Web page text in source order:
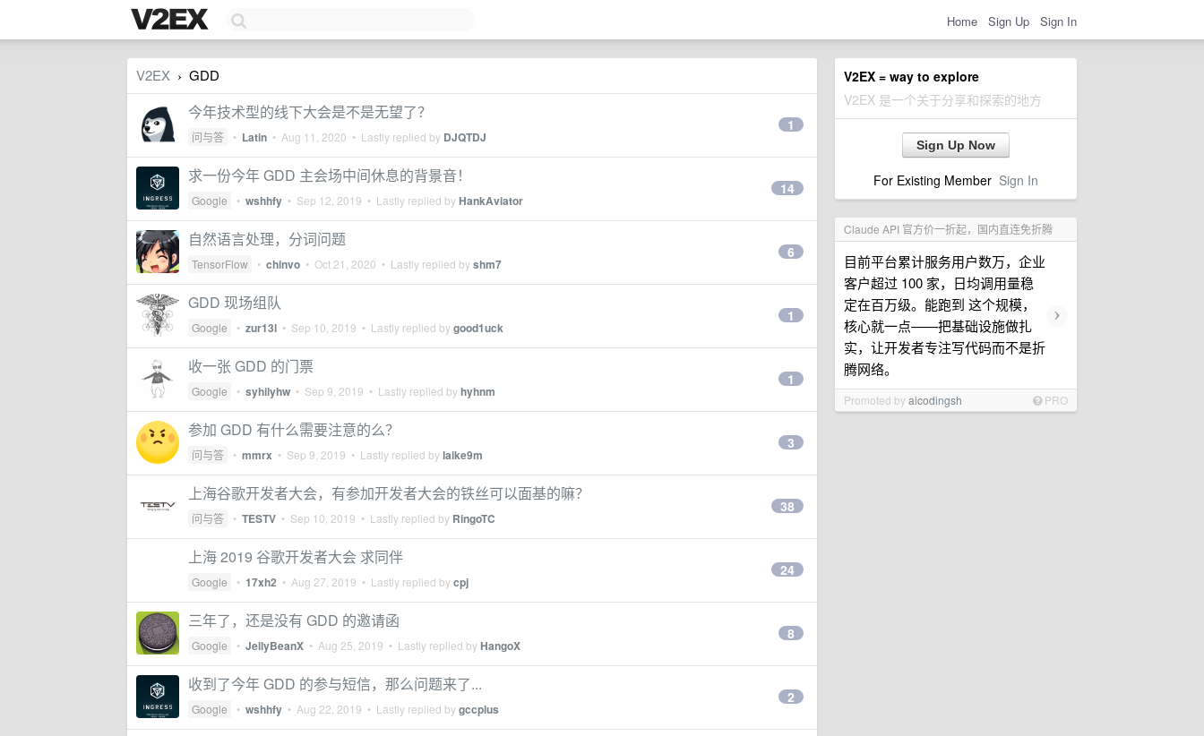
Home Sign Up Sign In
V2EX = way to explore
V2EX 是一个关于分享和探索的地方
Sign Up Now
For Existing Member Sign In
Claude API 官方价一折起，国内直连免折腾
目前平台累计服务用户数万，企业
客户超过 100 家，日均调用量稳
定在百万级。能跑到 这个规模，
核心就一点——把基础设施做扎
实，让开发者专注写代码而不是折
腾网络。
›
Promoted byaicodingsh PRO
V2EX › GDD
今年技术型的线下大会是不是无望了？
问与答 • Latin • Aug 11, 2020 • Lastly replied by DJQTDJ
1
求一份今年 GDD 主会场中间休息的背景音！
Google • wshhfy • Sep 12, 2019 • Lastly replied byHankAviator
14
自然语言处理，分词问题
TensorFlow • chinvo • Oct 21, 2020 • Lastly replied byshm7
6
GDD 现场组队
Google • zur13l • Sep 10, 2019 • Lastly replied bygood1uck
1
收一张 GDD 的门票
Google • syhilyhw • Sep 9, 2019 • Lastly replied byhyhnm
1
参加 GDD 有什么需要注意的么？
问与答 • mmrx • Sep 9, 2019 • Lastly replied bylaike9m
3
上海谷歌开发者大会，有参加开发者大会的铁丝可以面基的嘛？
问与答 • TESTV • Sep 10, 2019 • Lastly replied by RingoTC
38
上海 2019 谷歌开发者大会 求同伴
Google • 17xh2 • Aug 27, 2019 • Lastly replied bycpj
24
三年了，还是没有 GDD 的邀请函
Google • JellyBeanX • Aug 25, 2019 • Lastly replied byHangoX
8
收到了今年 GDD 的参与短信，那么问题来了...
Google • wshhfy • Aug 22, 2019 • Lastly replied bygccplus
2